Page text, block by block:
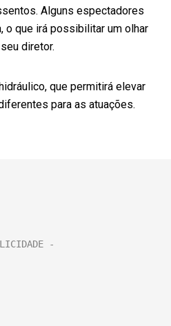
Alguns espectadores
o que irá possibilitar um olhar
diretor.
que permitirá elevar
para as atuações.